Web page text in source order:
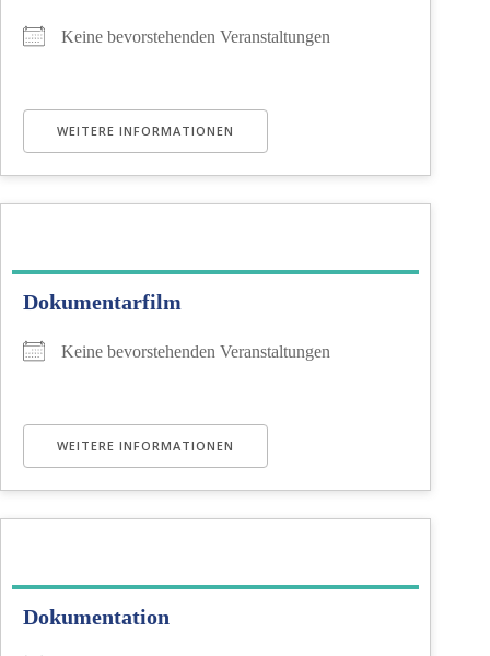
Keine bevorstehenden Veranstaltungen
WEITERE INFORMATIONEN
Dokumentarfilm
Keine bevorstehenden Veranstaltungen
WEITERE INFORMATIONEN
Dokumentation